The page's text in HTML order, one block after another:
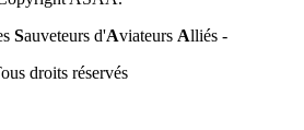
Sauveteurs d'Aviateurs Alliés -
droits réservés